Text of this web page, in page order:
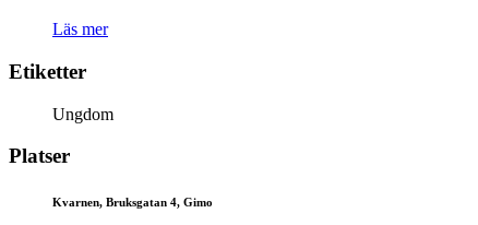
Läs mer
Etiketter
Ungdom
Platser
Kvarnen, Bruksgatan 4, Gimo